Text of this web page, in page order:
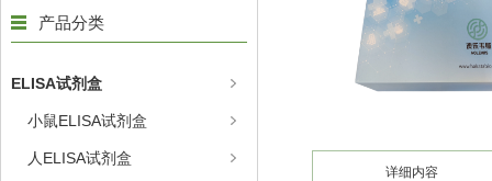
产品分类
ELISA试剂盒
小鼠ELISA试剂盒
人ELISA试剂盒
详细内容